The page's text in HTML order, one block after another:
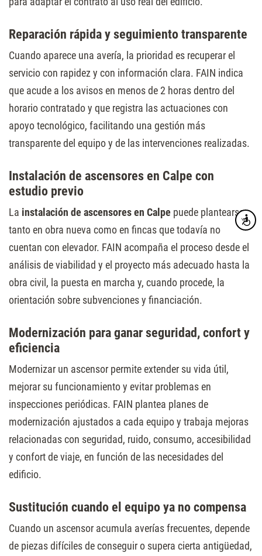
Reparación rápida y seguimiento transparente
Cuando aparece una avería, la prioridad es recuperar el
servicio con rapidez y con información clara. FAIN indica
que acude a los avisos en menos de 2 horas dentro del
horario contratado y que registra las actuaciones con
apoyo tecnológico, facilitando una gestión más
transparente del equipo y de las intervenciones realizadas.
Instalación de ascensores en Calpe con
estudio previo
La instalación de ascensores en Calpe puede plantearse
tanto en obra nueva como en fincas que todavía no
cuentan con elevador. FAIN acompaña el proceso desde el
análisis de viabilidad y el proyecto más adecuado hasta la
obra civil, la puesta en marcha y, cuando procede, la
orientación sobre subvenciones y financiación.
Modernización para ganar seguridad, confort y
eficiencia
Modernizar un ascensor permite extender su vida útil,
mejorar su funcionamiento y evitar problemas en
inspecciones periódicas. FAIN plantea planes de
modernización ajustados a cada equipo y trabaja mejoras
relacionadas con seguridad, ruido, consumo, accesibilidad
y confort de viaje, en función de las necesidades del
edificio.
Sustitución cuando el equipo ya no compensa
Cuando un ascensor acumula averías frecuentes, depende
de piezas difíciles de conseguir o supera cierta antigüedad,